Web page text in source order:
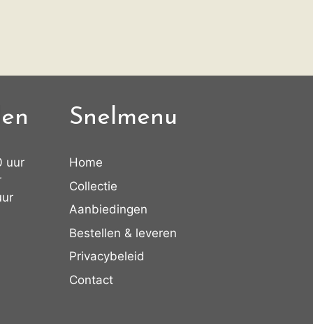
uur
Snelmenu
Home
Collectie
Aanbiedingen
Bestellen & leveren
Privacybeleid
Contact